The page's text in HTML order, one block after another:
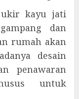
ukir kayu jati
dan
rumah akan
desain
penawaran
untuk